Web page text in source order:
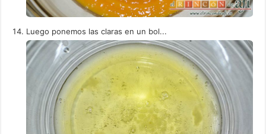
Luego ponemos las claras en un bol...